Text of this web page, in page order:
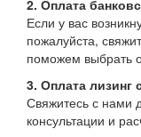
2. Оплата
Если у вас
пожалуйста,
поможем выбрать
3. Оплата лизинг
Свяжитесь с нами
консультации и